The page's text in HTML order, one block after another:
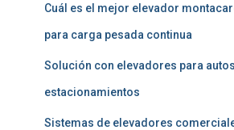
Cuál es el mejor elevador
para carga pesada continua
Solución con elevadores para
estacionamientos
Sistemas de elevadores